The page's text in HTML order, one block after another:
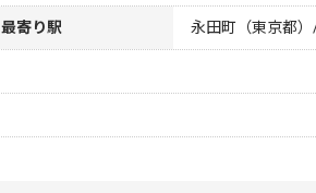
最寄り駅 永田町（東京都